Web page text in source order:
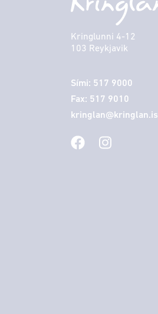
Kringlunni 4-12
103 Reykjavik
Sími: 517 9000
Fax: 517 9010
kringlan@kringlan.is